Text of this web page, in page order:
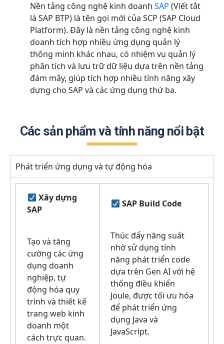
Nền tảng công nghệ kinh doanh SAP (Viết tắt
là SAP BTP) là tên gọi mới của SCP (SAP Cloud
Platform). Đây là nền tảng công nghệ kinh
doanh tích hợp nhiều ứng dụng quản lý
thông minh khác nhau, có nhiệm vụ quản lý
phân tích và lưu trữ dữ liệu dựa trên nền tảng
đám mây, giúp tích hợp nhiều tính năng xây
dựng cho SAP và các ứng dụng thứ ba.
Các sản phẩm và tính năng nổi bật
Phát triển ứng dụng và tự động hóa
Xây dựng
SAP
Tạo và tăng
cường các ứng
dụng doanh
nghiệp, tự
động hóa quy
trình và thiết kế
trang web kinh
doanh một
cách trực quan.
SAP Build Code
Thúc đẩy năng suất
nhờ sử dụng tính
năng phát triển code
dựa trên Gen AI với hệ
thống điều khiển
Joule, được tối ưu hóa
để phát triển ứng
dụng Java và
JavaScript.